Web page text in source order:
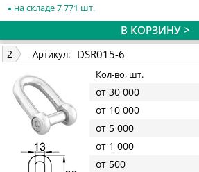
на складе 7 771 шт.
В КОРЗИНУ >
2 Артикул: DSR015-6
Кол-во, шт.
от 30 000
от 10 000
от 5 000
от 1 000
от 500